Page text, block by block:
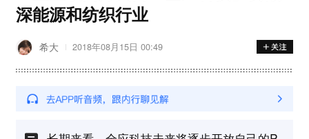
深能源和纺织行业
希大 2018年08月15日 00:49